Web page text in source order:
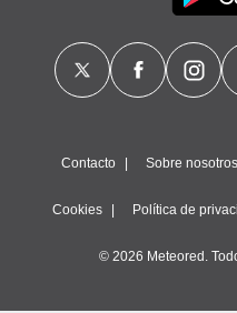
Contacto Sobre nosotros
Cookies Política de
© 2026 Meteored.